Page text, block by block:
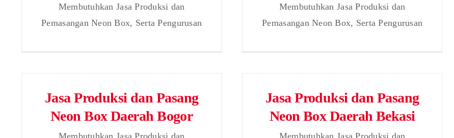
Membutuhkan Jasa Produksi dan
Pemasangan Neon Box, Serta Pengurusan
Membutuhkan Jasa Produksi dan
Pemasangan Neon Box, Serta Pengurusan
Jasa Produksi dan Pasang
Neon Box Daerah Bogor
Membutuhkan Jasa Produksi dan
Jasa Produksi dan Pasang
Neon Box Daerah Bekasi
Membutuhkan Jasa Produksi dan